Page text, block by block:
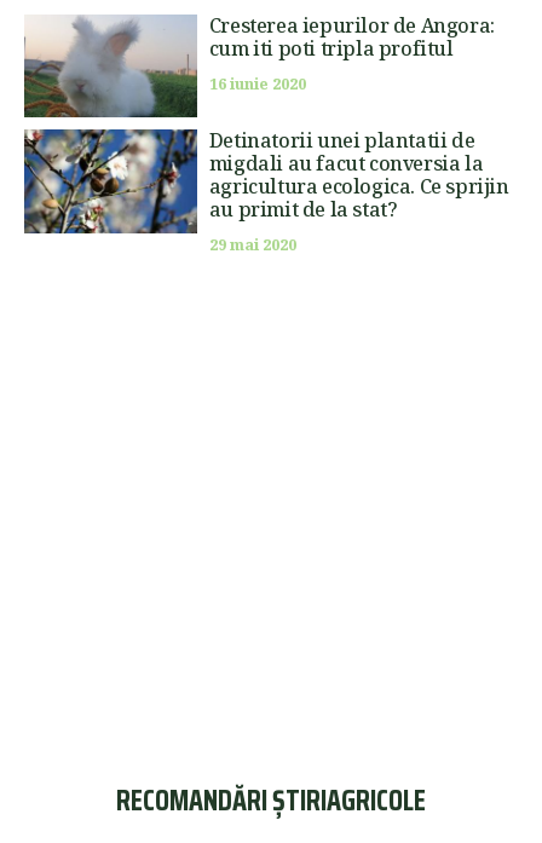
Cresterea iepurilor de Angora:
cum iti poti tripla profitul
16 iunie 2020
Detinatorii unei plantatii de
migdali au facut conversia la
agricultura ecologica. Ce sprijin
au primit de la stat?
29 mai 2020
RECOMANDĂRI ȘTIRIAGRICOLE